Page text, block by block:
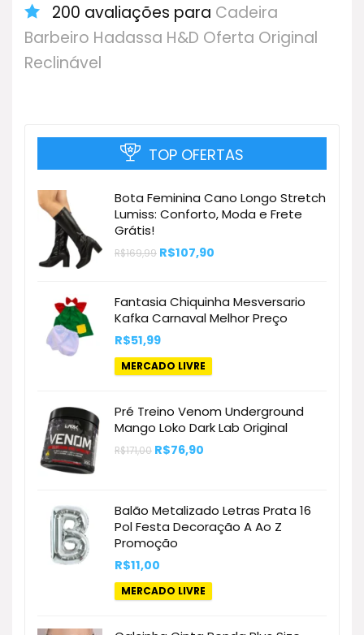
200 avaliações para Cadeira
Barbeiro Hadassa H&D Oferta Original
Reclinável
TOP OFERTAS
Bota Feminina Cano Longo Stretch
Lumiss: Conforto, Moda e Frete
Grátis!
R$169,99 O
R$169,99.
R$107,90
R$107,90.
Fantasia Chiquinha Mesversario
Kafka Carnaval Melhor Preço
R$51,99
MERCADO LIVRE
Pré Treino Venom Underground
Mango Loko Dark Lab Original
R$171,00 O
preço
R$76,90
Balão Metalizado Letras Prata 16
Pol Festa Decoração A Ao Z
Promoção
R$11,00
MERCADO LIVRE